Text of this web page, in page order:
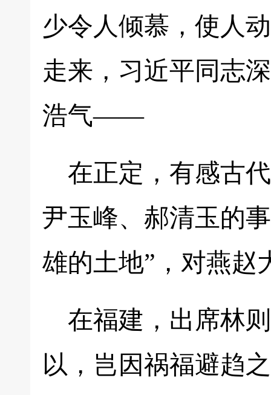
少令人倾慕，使人
走来，习近平同志
浩气——
在正定，有感古
尹玉峰、郝清玉的
雄的土地”，对燕赵
在福建，出席林
以，岂因祸福避趋